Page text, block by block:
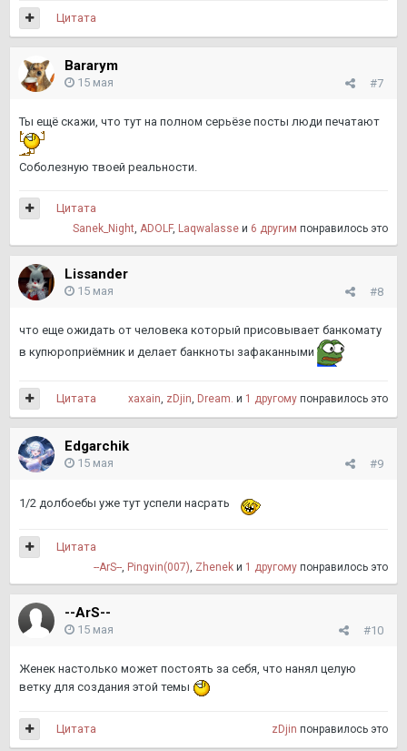
Цитата
Bararym
#7
15 мая
Ты ещё скажи, что тут на полном серьёзе посты люди печатают
Соболезную твоей реальности.
Sanek_Night, ADOLF, Laqwalasse и 6 другим понравилось это
Цитата
Lissander
#8
15 мая
что еще ожидать от человека который присовывает банкомату
в купюроприёмник и делает банкноты зафаканными
xaxain, zDjin, Dream. и 1 другому понравилось это
Цитата
Edgarchik
#9
15 мая
1/2 долбоебы уже тут успели насрать
--ArS--, Pingvin(007), Zhenek и 1 другому понравилось это
Цитата
--ArS--
#10
15 мая
Женек настолько может постоять за себя, что нанял целую
ветку для создания этой темы
zDjin понравилось это
Цитата